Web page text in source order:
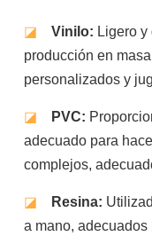
◪ Vinilo: Ligero
producción en
personalizados y
◪ PVC:
adecuado para
complejos,
◪ Resina:
a mano,